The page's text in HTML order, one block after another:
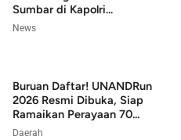
Sumbar di Kapolri...
News
Buruan Daftar! UNANDRun
2026 Resmi Dibuka, Siap
Ramaikan Perayaan 70...
Daerah